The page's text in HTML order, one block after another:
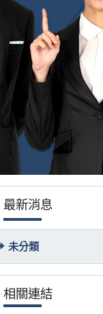
最新消息
未分類
相關連結